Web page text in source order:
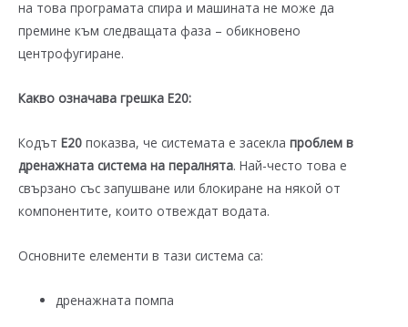
на това програмата спира и машината не може да
премине към следващата фаза – обикновено
центрофугиране.
Какво означава грешка E20:
Кодът E20 показва, че системата е засекла проблем в
дренажната система на пералнята. Най-често това е
свързано със запушване или блокиране на някой от
компонентите, които отвеждат водата.
Основните елементи в тази система са:
дренажната помпа